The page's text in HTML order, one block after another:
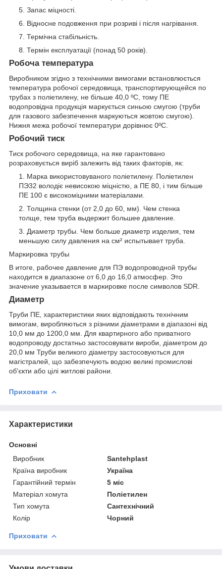
Запас міцності.
Відносне подовження при розриві і після нагрівання.
Термічна стабільність.
Термін експлуатації (понад 50 років).
Робоча температура
Виробником згідно з технічними вимогами встановлюється
температура робочої середовища, транспортирующейся по
трубах з поліетилену, не більше 40,0 ºС, тому ПЕ
водопровідна продукція маркується синьою смугою (труби
для газового забезпечення маркуються жовтою смугою).
Нижня межа робочої температури дорівнює 0ºС.
Робочий тиск
Тиск робочого середовища, на яке гарантовано
розраховується виріб залежить від таких факторів, як:
Марка використовуваного поліетилену. Поліетилен
ПЭ32 володіє невисокою міцністю, а ПЕ 80, і тим більше
ПЕ 100 є високоміцними матеріалами.
Толщина стенки (от 2,0 до 60, мм). Чем стенка
толще, тем труба выдержит большее давление.
Диаметр трубы. Чем больше диаметр изделия, тем
меньшую силу давления на см² испытывает труба.
Маркировка трубы
В итоге, рабочее давление для ПЭ водопроводной трубы
находится в диапазоне от 6,0 до 16,0 атмосфер. Это
значение указывается в маркировке после символов SDR.
Диаметр
Труби ПЕ, характеристики яких відповідають технічним
вимогам, виробляються з різними діаметрами в діапазоні від
10,0 мм до 1200,0 мм. Для квартирного або приватного
водопроводу достатньо застосовувати вироби, діаметром до
20,0 мм Труби великого діаметру застосовуються для
магістралей, що забезпечують водою великі промислові
об'єкти або цілі житлові райони.
Приховати
Характеристики
Основні
Виробник
Santehplast
Країна виробник
Україна
Гарантійний термін
5 міс
Матеріал хомута
Поліетилен
Тип хомута
Сантехнічний
Колір
Чорний
Приховати